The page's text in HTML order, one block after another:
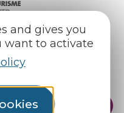
and gives you
want to activate
reception areas